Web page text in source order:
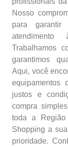
Nosso
para garantir
atendimento
Trabalhamos
garantimos
Aqui, você
equipamentos
justos e
compra
toda a Região
Shopping a
prioridade.